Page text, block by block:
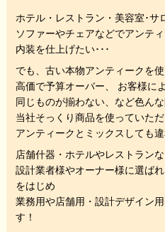
ホテル・レストラン・美容室･サ
ソファーやチェアなどでアンテ
内装を仕上げたい･･･
でも、 古い本物アンティークを使
高価で予算オーバー、 お客様に
同じものが揃わない、 など色ん
当社そっくり商品を使っていただ
アンティークとミックスしても違
店舗什器・ホテルやレストラン
設計業者様やオーナー様に選ば
をはじめ
業務用や店舗用・設計デザイン
す！